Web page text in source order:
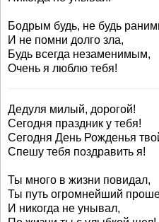
Бодрым будь, не будь
И не помни долго зла,
Будь всегда незаменимым,
Очень я люблю тебя!
Дедуля милый, дорогой!
Сегодня праздник у тебя!
Сегодня День Рожденья
Спешу тебя поздравить я!
Ты много в жизни повидал,
Ты путь огромнейший
И никогда не унывал,